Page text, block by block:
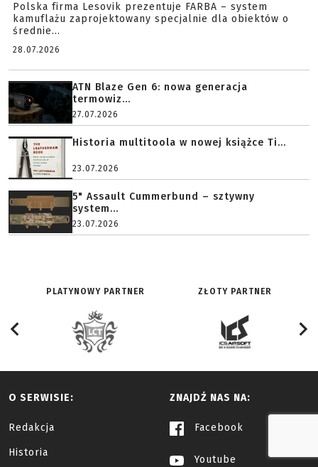
Polska firma Lesovik prezentuje FARBA – system
kamuflażu zaprojektowany specjalnie dla obiektów o
średnie...
28.07.2026
ATN Blaze Gen 6: nowa generacja
termowiz...
27.07.2026
Historia multitoola w nowej książce Ti...
23.07.2026
5" Assault Cummerbund – sztywny
system...
23.07.2026
PLATYNOWY PARTNER ZŁOTY PARTNER
O SERWISIE:
Redakcja
Historia
ZNAJDŹ NAS NA:
Facebook
Youtube